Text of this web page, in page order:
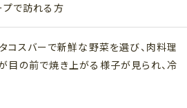
で訪れる方
コスバーで新鮮な野菜を選び、肉料理
目の前で焼き上がる様子が見られ、冷